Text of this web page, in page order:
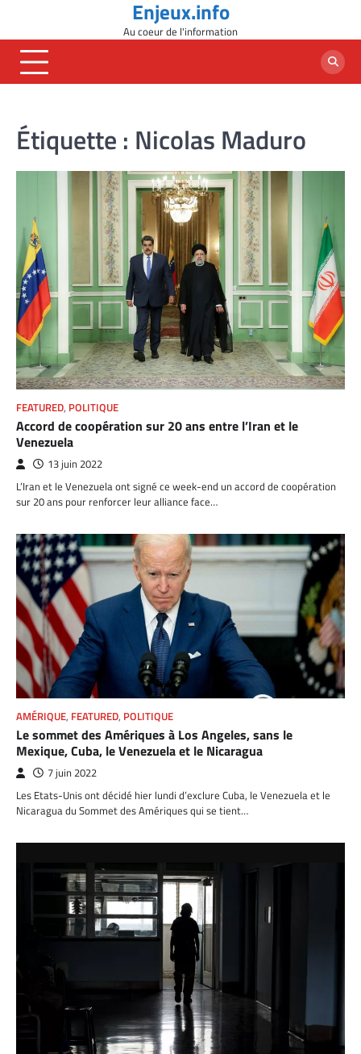
content
Enjeux.info
Au coeur de l'information
Étiquette : Nicolas Maduro
FEATURED, POLITIQUE
Accord de coopération sur 20 ans entre l’Iran et le
Venezuela
13 juin 2022
L’Iran et le Venezuela ont signé ce week-end un accord de coopération
sur 20 ans pour renforcer leur alliance face…
AMÉRIQUE, FEATURED, POLITIQUE
Le sommet des Amériques à Los Angeles, sans le
Mexique, Cuba, le Venezuela et le Nicaragua
7 juin 2022
Les Etats-Unis ont décidé hier lundi d’exclure Cuba, le Venezuela et le
Nicaragua du Sommet des Amériques qui se tient…